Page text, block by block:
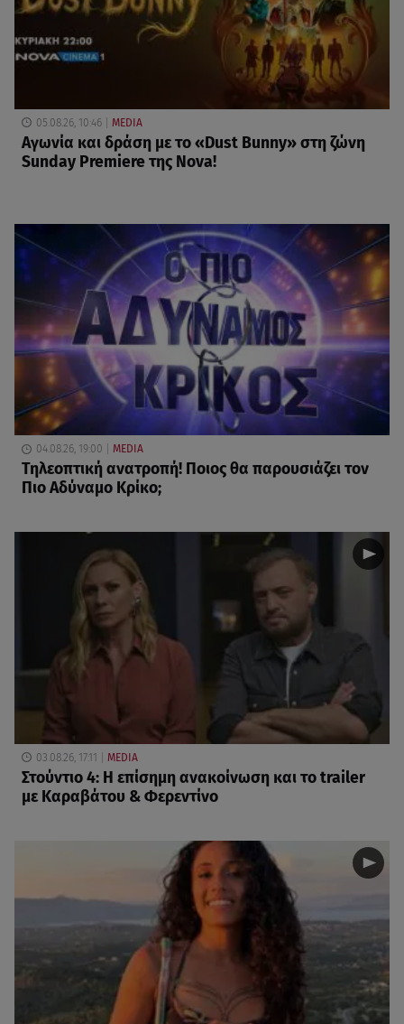
05.08.26, 10:46 MEDIA
Αγωνία και δράση με το «Dust Bunny» στη ζώνη
Sunday Premiere της Nova!
04.08.26, 19:00 MEDIA
Τηλεοπτική ανατροπή! Ποιος θα παρουσιάζει τον
Πιο Αδύναμο Κρίκο;
03.08.26, 17:11 MEDIA
Στούντιο 4: Η επίσημη ανακοίνωση και το trailer
με Καραβάτου & Φερεντίνο